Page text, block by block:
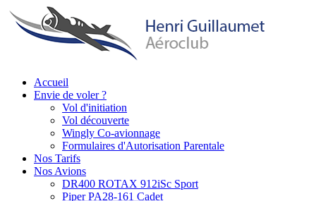
Aller
au
contenu
Main
navigation
Accueil
Envie de voler ?
Vol d'initiation
Vol découverte
Wingly Co-avionnage
Formulaires d'Autorisation Parentale
Nos Tarifs
Nos Avions
DR400 ROTAX 912iSc Sport
Piper PA28-161 Cadet